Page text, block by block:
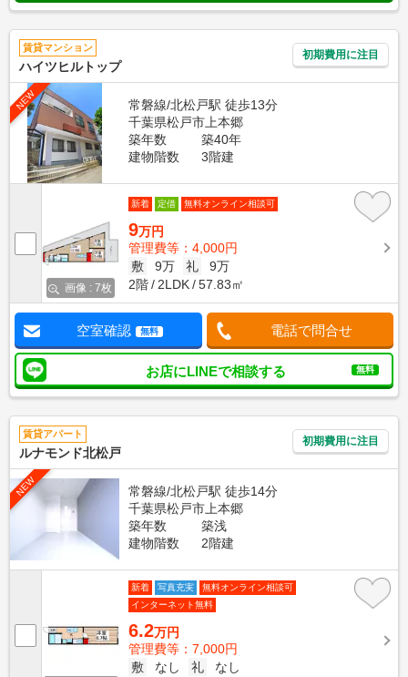
賃貸マンション
ハイツヒルトップ
初期費用に注目
NEW
常磐線/北松戸駅 徒歩13分
千葉県松戸市上本郷
築年数
築40年
建物階数
3階建
画像 : 7枚
新着 定借 無料オンライン相談可
9万円
管理費等：4,000円
敷
9万 礼
9万
2階
2LDK 57.83㎡
空室確認 無料 電話で問合せ
お店にLINEで相談する 無料
賃貸アパート
ルナモンド北松戸
初期費用に注目
NEW
常磐線/北松戸駅 徒歩14分
千葉県松戸市上本郷
築年数
築浅
建物階数
2階建
新着 写真充実
無料オンライン相談可
インターネット無料
6.2万円
管理費等：7,000円
敷
なし 礼
なし